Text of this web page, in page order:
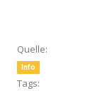
Quelle:
Info
Tags: